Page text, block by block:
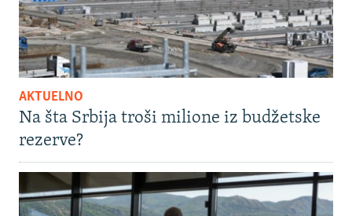
AKTUELNO
Na šta Srbija troši milione iz budžetske
rezerve?